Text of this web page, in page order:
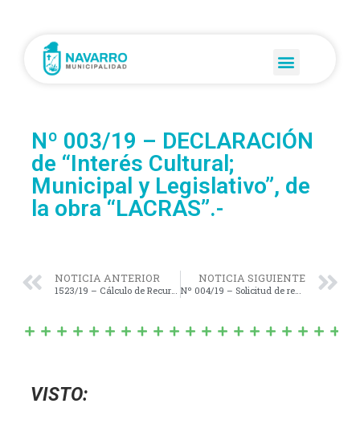
Nº 003/19 – DECLARACIÓN
de “Interés Cultural;
Municipal y Legislativo”, de
la obra “LACRAS”.-
NOTICIA ANTERIOR
1523/19 – Cálculo de Recursos y Presupuesto de Gastos Ejercicio 2019.
NOTICIA SIGUIENTE
Nº 004/19 – Solicitud de reparación del Bache de la Ruta 47.-
VISTO: